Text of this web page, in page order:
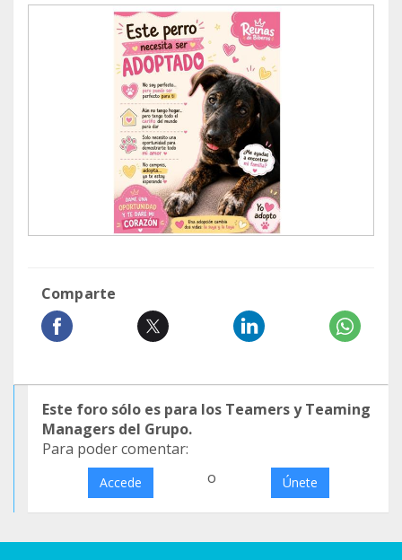
Comparte
Este foro sólo es para los Teamers y Teaming
Managers del Grupo.
Para poder comentar:
Accede o Únete